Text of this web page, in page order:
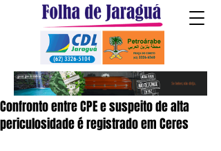
Confronto entre CPE e suspeito de alta
periculosidade é registrado em Ceres